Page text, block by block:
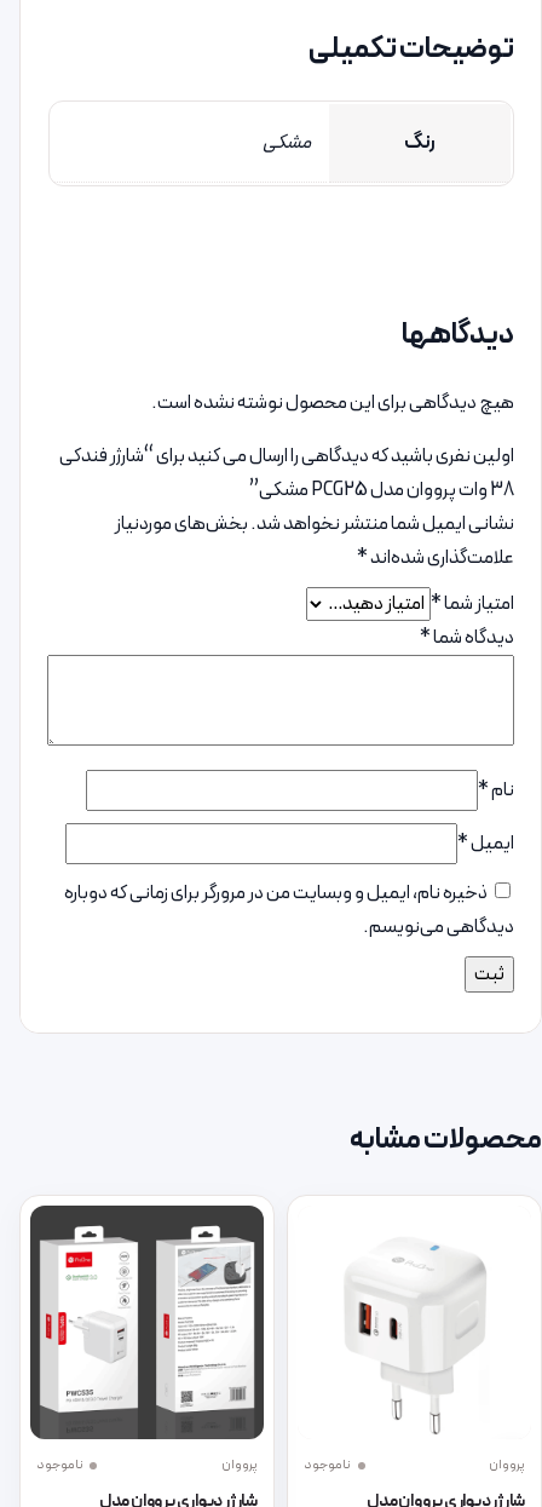
توضیحات تکمیلی
رنگ مشکی
دیدگاهها
هیچ دیدگاهی برای این محصول نوشته نشده است.
اولین نفری باشید که دیدگاهی را ارسال می کنید برای “شارژر فندکی
38 وات پرووان مدل PCG25 مشکی”
نشانی ایمیل شما منتشر نخواهد شد.بخش‌های موردنیاز
علامت‌گذاری شده‌اند*
امتیاز شما*
دیدگاه شما*
نام*
ایمیل*
ذخیره نام، ایمیل و وبسایت من در مرورگر برای زمانی که دوباره
دیدگاهی می‌نویسم.
محصولات مشابه
پرووان ناموجود
شارژر دیواری پرووان مدل
پرووان ناموجود
شارژر دیواری پرووان مدل